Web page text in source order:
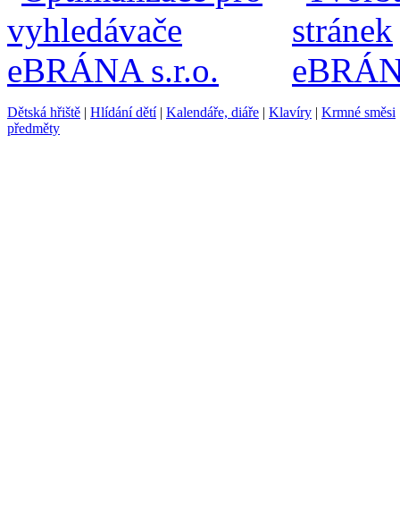
Dětská hřiště | Hlídání dětí| Kalendáře, diáře | Klavíry | Krmné směsi
předměty